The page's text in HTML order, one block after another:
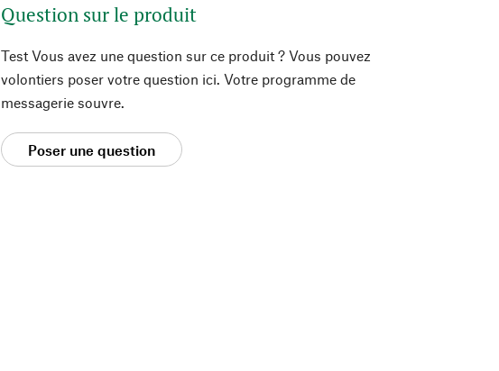
Question sur le produit
Test Vous avez une question sur ce produit ? Vous pouvez
volontiers poser votre question ici. Votre programme de
messagerie souvre.
Poser une question